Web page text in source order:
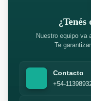
Nuestro equipo va
Te
Contacto
+54-